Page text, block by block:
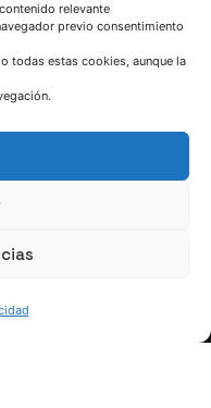
relevante
previo consentimiento
todas estas cookies, aunque la
y